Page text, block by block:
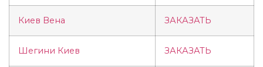
Киев Вена ЗАКАЗАТЬ
Шегини Киев ЗАКАЗАТЬ